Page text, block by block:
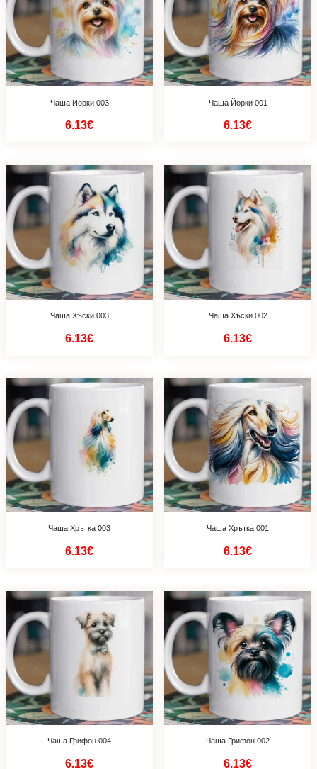
Чаша Йорки 003
6.13€
Чаша Йорки 001
6.13€
Чаша Хъски 003
6.13€
Чаша Хъски 002
6.13€
Чаша Хрътка 003
6.13€
Чаша Хрътка 001
6.13€
Чаша Грифон 004
6.13€
Чаша Грифон 002
6.13€